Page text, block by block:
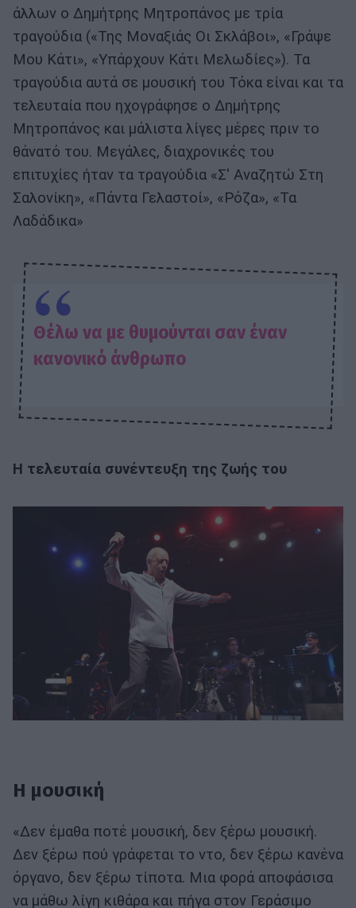
άλλων ο Δημήτρης Μητροπάνος με τρία
τραγούδια («Της Μοναξιάς Οι Σκλάβοι», «Γράψε
Μου Κάτι», «Υπάρχουν Κάτι Μελωδίες»). Τα
τραγούδια αυτά σε μουσική του Τόκα είναι και τα
τελευταία που ηχογράφησε ο Δημήτρης
Μητροπάνος και μάλιστα λίγες μέρες πριν το
θάνατό του. Μεγάλες, διαχρονικές του
επιτυχίες ήταν τα τραγούδια «Σ' Αναζητώ Στη
Σαλονίκη», «Πάντα Γελαστοί», «Ρόζα», «Τα
Λαδάδικα»
Θέλω να με θυμούνται σαν έναν
κανονικό άνθρωπο
Η τελευταία συνέντευξη της ζωής του
H μουσική
«Δεν έμαθα ποτέ μουσική, δεν ξέρω μουσική.
Δεν ξέρω πού γράφεται το ντο, δεν ξέρω κανένα
όργανο, δεν ξέρω τίποτα. Μια φορά αποφάσισα
να μάθω λίγη κιθάρα και πήγα στον Γεράσιμο